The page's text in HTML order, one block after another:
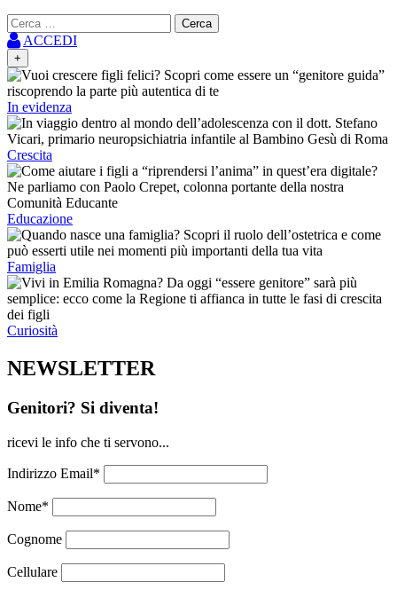
Ricerca
per:ACCEDI
+
In evidenza
Crescita
Educazione
Famiglia
Curiosità
NEWSLETTER
Genitori? Si diventa!
ricevi le info che ti servono...
Indirizzo Email*
Nome*
Cognome
Cellulare